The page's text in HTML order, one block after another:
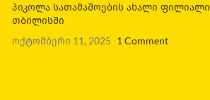
პიკოლა სათამაშოების ახალი ფილიალი
თბილისში
ოქტომბერი 11, 2025 1 Comment